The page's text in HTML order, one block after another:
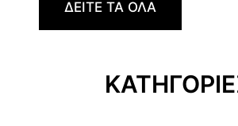
ΔΕΙΤΕ ΤΑ ΟΛΑ